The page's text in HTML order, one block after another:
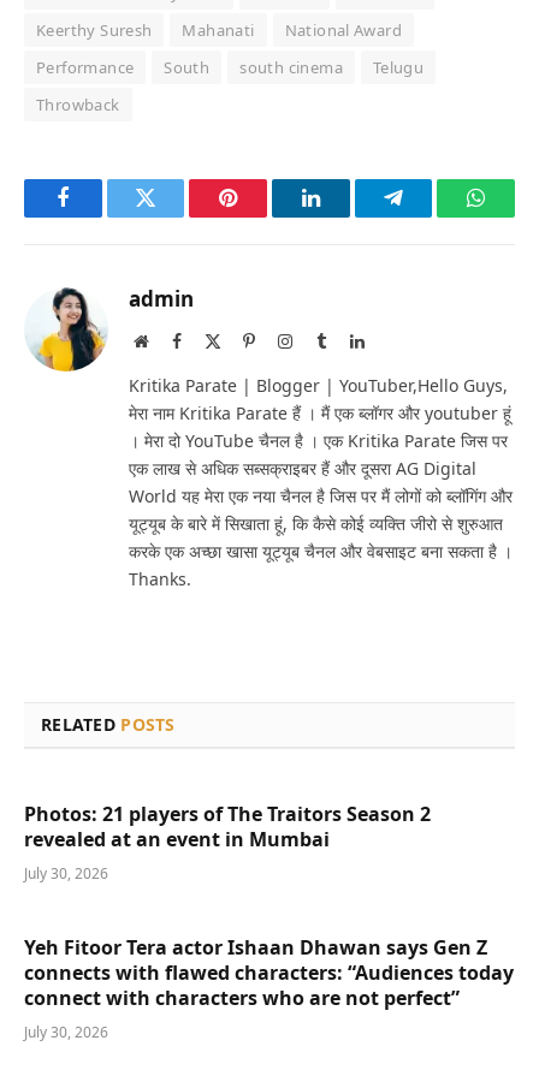
Keerthy Suresh
Mahanati
National Award
Performance
South south cinema
Telugu
Throwback
FacebookTwitter Pinterest LinkedInTelegram
admin
WebsiteFacebook PinterestInstagram
TumblrLinkedIn
Kritika Parate | Blogger | YouTuber,Hello Guys,
मेरा नाम Kritika Parate हैं । मैं एक ब्लॉगर और youtuber हूं
। मेरा दो YouTube चैनल है । एक Kritika Parate जिस पर
एक लाख से अधिक सब्सक्राइबर हैं और दूसरा AG Digital
World यह मेरा एक नया चैनल है जिस पर मैं लोगों को ब्लॉगिंग और
यूट्यूब के बारे में सिखाता हूं, कि कैसे कोई व्यक्ति जीरो से शुरुआत
करके एक अच्छा खासा यूट्यूब चैनल और वेबसाइट बना सकता है ।
Thanks.
RELATED POSTS
Photos: 21 players of The Traitors Season 2
revealed at an event in Mumbai
July 30, 2026
Yeh Fitoor Tera actor Ishaan Dhawan says Gen Z
connects with flawed characters: “Audiences today
connect with characters who are not perfect”
July 30, 2026